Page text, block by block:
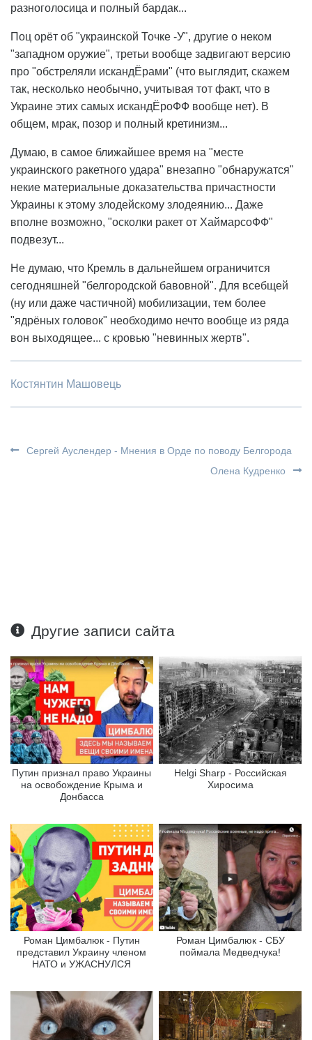
разноголосица и полный бардак...
Поц орёт об "украинской Точке -У", другие о неком
"западном оружие", третьи вообще задвигают версию
про "обстреляли искандЁрами" (что выглядит, скажем
так, несколько необычно, учитывая тот факт, что в
Украине этих самых искандЁроФФ вообще нет). В
общем, мрак, позор и полный кретинизм...
Думаю, в самое ближайшее время на "месте
украинского ракетного удара" внезапно "обнаружатся"
некие материальные доказательства причастности
Украины к этому злодейскому злодеянию... Даже
вполне возможно, "осколки ракет от ХаймарсоФФ"
подвезут...
Не думаю, что Кремль в дальнейшем ограничится
сегодняшней "белгородской бавовной". Для всебщей
(ну или даже частичной) мобилизации, тем более
"ядрёных головок" необходимо нечто вообще из ряда
вон выходящее... с кровью "невинных жертв".
Костянтин Машовець
Сергей Ауслендер - Мнения в Орде по поводу Белгорода
Олена Кудренко
Другие записи сайта
Путин признал право Украины
на освобождение Крыма и
Донбасса
Helgi Sharp - Российская
Хиросима
Роман Цимбалюк - Путин
представил Украину членом
НАТО и УЖАСНУЛСЯ
Роман Цимбалюк - СБУ
поймала Медведчука!